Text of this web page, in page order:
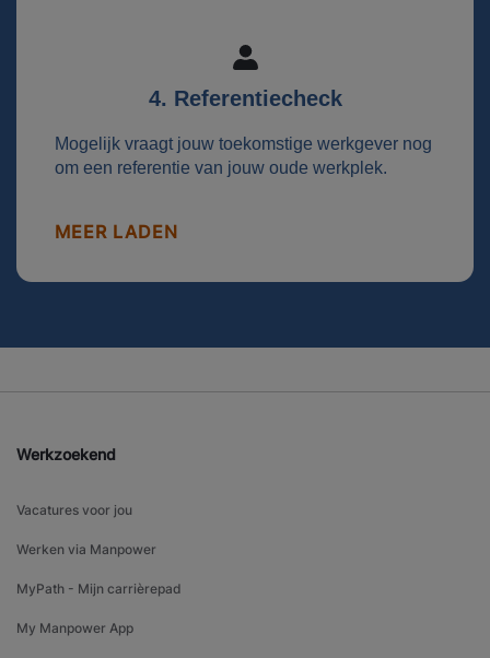
4. Referentiecheck
Mogelijk vraagt jouw toekomstige werkgever nog
om een referentie van jouw oude werkplek.
MEER LADEN
Werkzoekend
Vacatures voor jou
Werken via Manpower
MyPath - Mijn carrièrepad
My Manpower App